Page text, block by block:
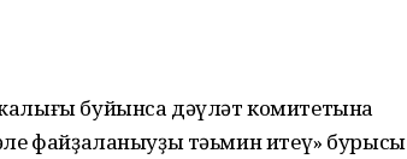
буйынса дәүләт комитетына
файҙаланыуҙы тәьмин итеү» бурысы